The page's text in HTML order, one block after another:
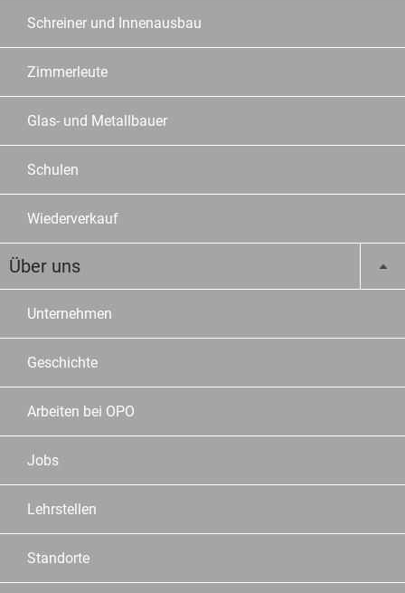
Schreiner und Innenausbau
Zimmerleute
Glas- und Metallbauer
Schulen
Wiederverkauf
Über uns
Unternehmen
Geschichte
Arbeiten bei OPO
Jobs
Lehrstellen
Standorte